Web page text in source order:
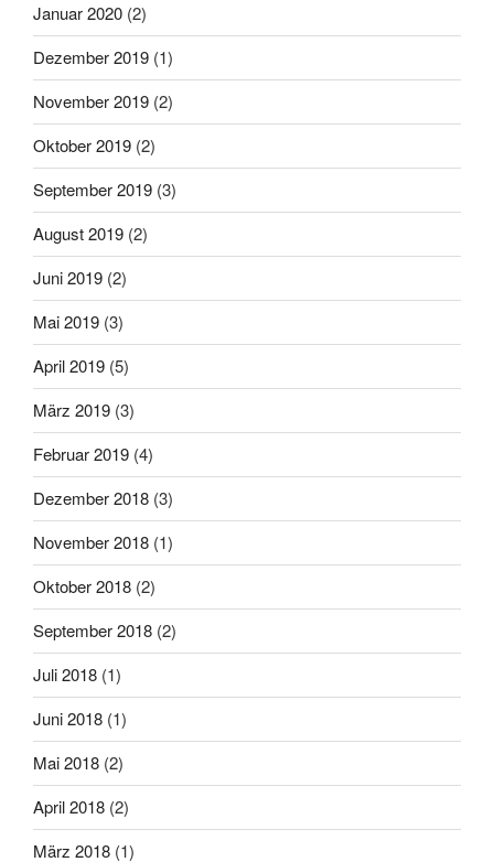
Januar 2020 (2)
Dezember 2019 (1)
November 2019 (2)
Oktober 2019 (2)
September 2019 (3)
August 2019 (2)
Juni 2019 (2)
Mai 2019 (3)
April 2019 (5)
März 2019 (3)
Februar 2019 (4)
Dezember 2018 (3)
November 2018 (1)
Oktober 2018 (2)
September 2018 (2)
Juli 2018 (1)
Juni 2018 (1)
Mai 2018 (2)
April 2018 (2)
März 2018 (1)